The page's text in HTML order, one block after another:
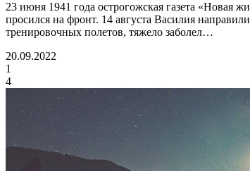
23 июня 1941 года острогожская газета «Новая
просился на фронт. 14 августа Василия
тренировочных полетов, тяжело заболел…
20.09.2022
1
4